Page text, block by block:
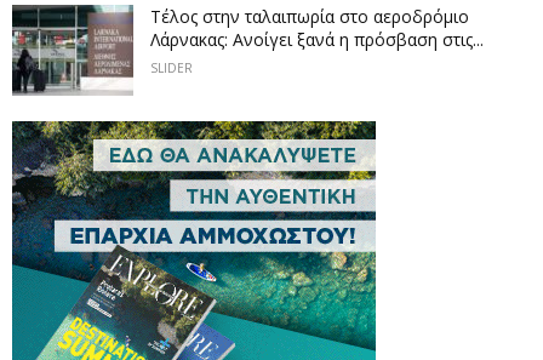
Tέλος στην ταλαιπωρία στο αεροδρόμιο
Λάρνακας: Ανοίγει ξανά η πρόσβαση στις...
SLIDER